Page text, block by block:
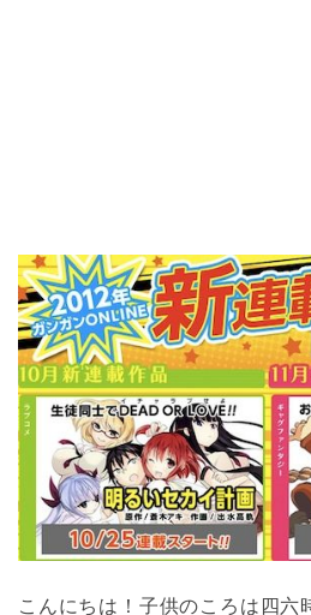
こんにちは！子供のころは四六